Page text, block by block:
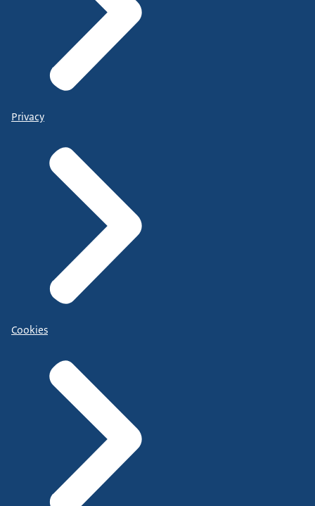
Privacy
Cookies